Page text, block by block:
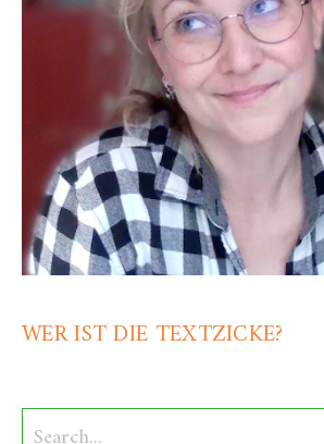
WER IST DIE TEXTZICKE?